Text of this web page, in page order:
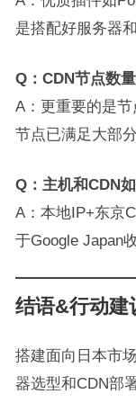
是搭配好服务器和
Q：CDN节点数
A：更重要的是
节点已满足大部
Q：主机和CDN
A：本地IP+东京
于Google Japan
结语&行动建
搭建面向日本市
器选型和CDN部